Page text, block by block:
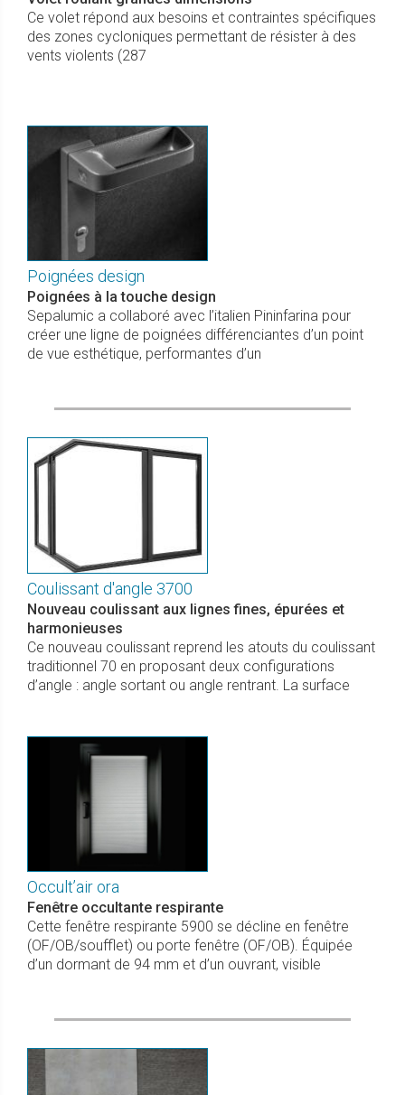
Ce volet répond aux besoins et contraintes spécifiques
des zones cycloniques permettant de résister à des
vents violents (287
Poignées design
Poignées à la touche design
Sepalumic a collaboré avec l’italien Pininfarina pour
créer une ligne de poignées différenciantes d’un point
de vue esthétique, performantes d’un
Coulissant d'angle 3700
Nouveau coulissant aux lignes fines, épurées et
harmonieuses
Ce nouveau coulissant reprend les atouts du coulissant
traditionnel 70 en proposant deux configurations
d’angle : angle sortant ou angle rentrant. La surface
Occult’air ora
Fenêtre occultante respirante
Cette fenêtre respirante 5900 se décline en fenêtre
(OF/OB/soufflet) ou porte fenêtre (OF/OB). Équipée
d’un dormant de 94 mm et d’un ouvrant, visible